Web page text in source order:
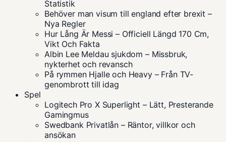
Statistik
Behöver man visum till england efter brexit –
Nya Regler
Hur Lång Är Messi – Officiell Längd 170 Cm,
Vikt Och Fakta
Albin Lee Meldau sjukdom – Missbruk,
nykterhet och revansch
På rymmen Hjalle och Heavy – Från TV-
genombrott till idag
Spel
Logitech Pro X Superlight – Lätt, Presterande
Gamingmus
Swedbank Privatlån – Räntor, villkor och
ansökan